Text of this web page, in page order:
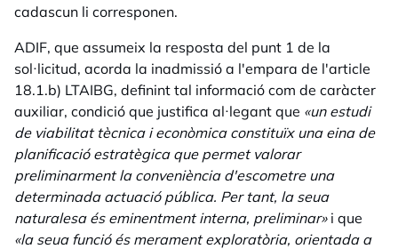
cadascun li corresponen.
ADIF, que assumeix la resposta del punt 1 de la
sol·licitud, acorda la inadmissió a l'empara de l'article
18.1.b) LTAIBG, definint tal informació com de caràcter
auxiliar, condició que justifica al·legant que «un estudi
de viabilitat tècnica i econòmica constituïx una eina de
planificació estratègica que permet valorar
preliminarment la conveniència d'escometre una
determinada actuació pública. Per tant, la seua
naturalesa és eminentment interna, preliminar» i que
«la seua funció és merament exploratòria, orientada a